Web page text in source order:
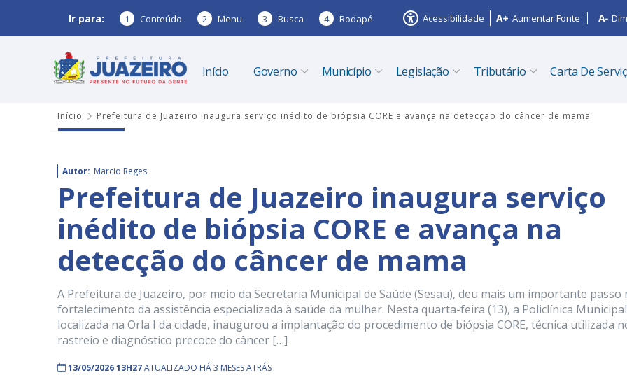
Ir para: 1 Conteúdo 2 Menu 3 Busca 4 Rodapé Acessibilidade Aumentar Fonte
Início Governo Município Legislação Tributário Carta De
Início Prefeitura de Juazeiro inaugura serviço inédito de biópsia CORE e avança na detecção do câncer de mama
Autor: Marcio Reges
Prefeitura de Juazeiro inaugura serviço
inédito de biópsia CORE e avança na
detecção do câncer de mama
A Prefeitura de Juazeiro, por meio da Secretaria Municipal de Saúde (Sesau), deu mais um importante passo
fortalecimento da assistência especializada à saúde da mulher. Nesta quarta-feira (13), a Policlínica
localizada na Orla I da cidade, inaugurou a implantação do procedimento de biópsia CORE, técnica utilizada
rastreio e diagnóstico precoce do câncer […]
13/05/2026 13H27ATUALIZADO HÁ 3 MESES ATRÁS